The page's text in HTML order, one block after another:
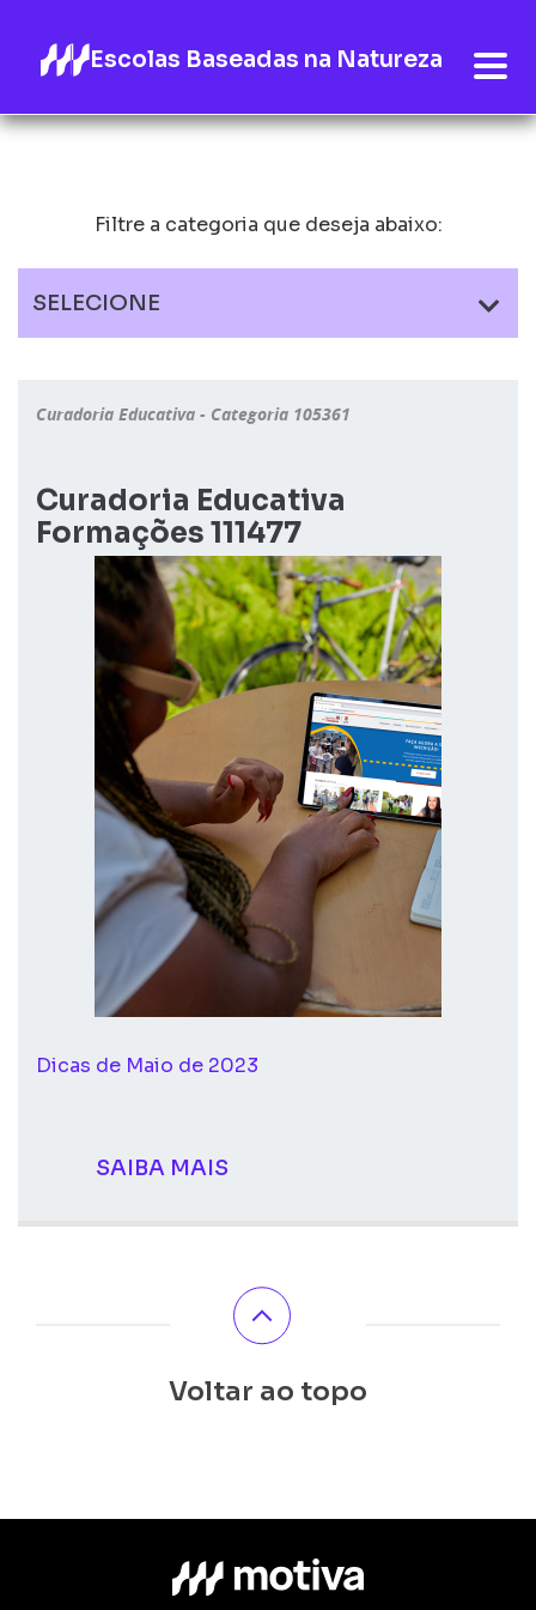
Escolas Baseadas na Natureza
Filtre a categoria que deseja abaixo:
SELECIONE
Curadoria Educativa - Categoria 105361
Curadoria Educativa
Formações 111477
Dicas de Maio de 2023
SAIBA MAIS
Voltar ao topo